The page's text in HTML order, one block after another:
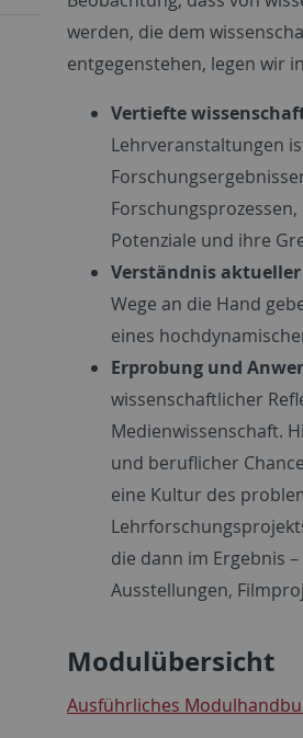
werden, die dem
entgegenstehen, legen wir
Vertiefte
Lehrveranstaltungen
Potenziale und ihre
Verständnis
Wege an die Hand
eines
Erprobung und
wissenschaftlicher
Medienwissenschaft.
und beruflicher
eine Kultur des
die dann im Ergebnis
Ausstellungen,
Modulübersicht
Ausführliches